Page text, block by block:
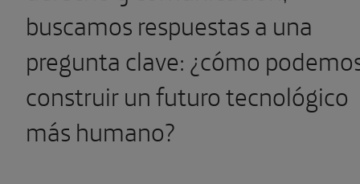
buscamos respuestas a una
pregunta clave: ¿cómo
construir un futuro tecnológico
más humano?